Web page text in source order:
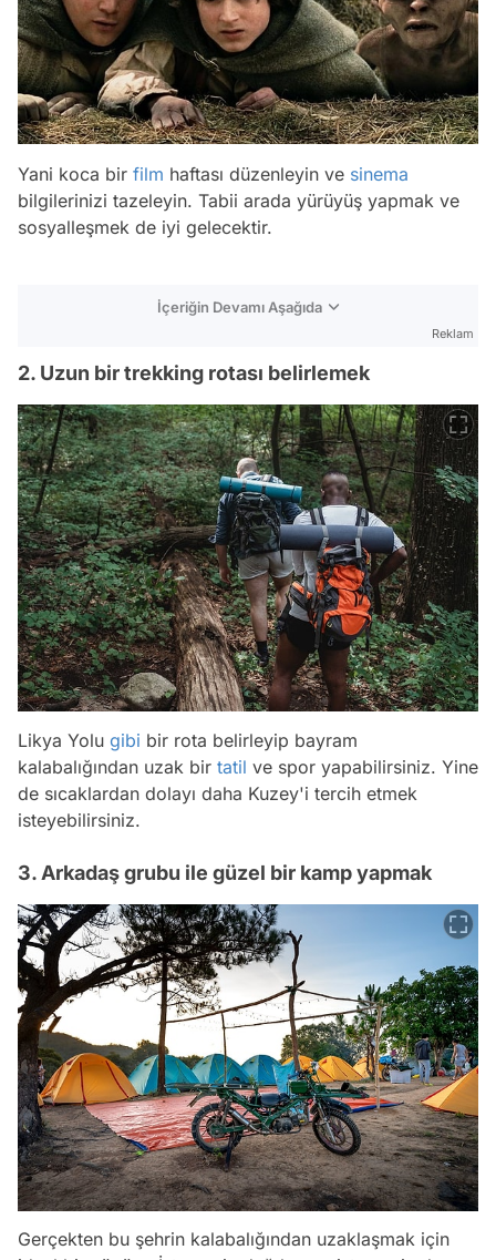
Yani koca bir film haftası düzenleyin ve sinema
bilgilerinizi tazeleyin. Tabii arada yürüyüş yapmak ve
sosyalleşmek de iyi gelecektir.
İçeriğin Devamı Aşağıda
Reklam
2. Uzun bir trekking rotası belirlemek
Likya Yolu gibi bir rota belirleyip bayram
kalabalığından uzak bir tatil ve spor yapabilirsiniz. Yine
de sıcaklardan dolayı daha Kuzey'i tercih etmek
isteyebilirsiniz.
3. Arkadaş grubu ile güzel bir kamp yapmak
Gerçekten bu şehrin kalabalığından uzaklaşmak için